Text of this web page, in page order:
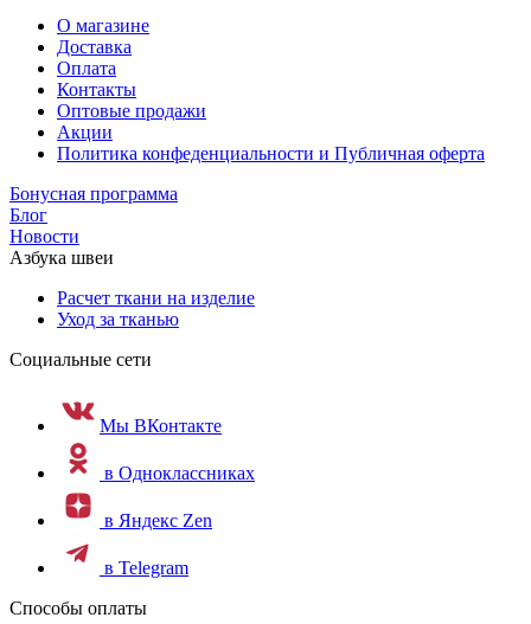
О магазине
Доставка
Оплата
Контакты
Оптовые продажи
Акции
Политика конфеденциальности и Публичная оферта
Бонусная программа
Блог
Новости
Азбука швеи
Расчет ткани на изделие
Уход за тканью
Социальные сети
Мы ВКонтакте
в Одноклассниках
в Яндекс Zen
в Telegram
Способы оплаты